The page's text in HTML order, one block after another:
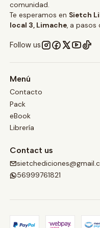
comunidad.
Te esperamos en Sietch
local 3, Limache, a pasos
Follow us
Menú
Contacto
Pack
eBook
Librería
Contact us
56999761821